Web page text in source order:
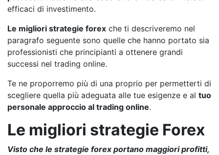
efficaci di investimento.
Le migliori strategie forex che ti descriveremo nel
paragrafo seguente sono quelle che hanno portato sia
professionisti che principianti a ottenere grandi
successi nel trading online.
Te ne proporremo più di una proprio per permetterti di
scegliere quella più adeguata alle tue esigenze e al tuo
personale approccio al trading online.
Le migliori strategie Forex
Visto che le strategie forex portano maggiori profitti,